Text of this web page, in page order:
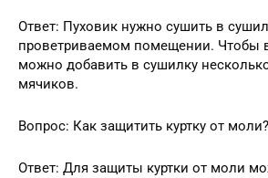
Ответ: Пуховик нужно сушить в
проветриваемом помещении. Чтобы
можно добавить в сушилку
мячиков.
Вопрос: Как защитить куртку от моли?
Ответ: Для защиты куртки от моли